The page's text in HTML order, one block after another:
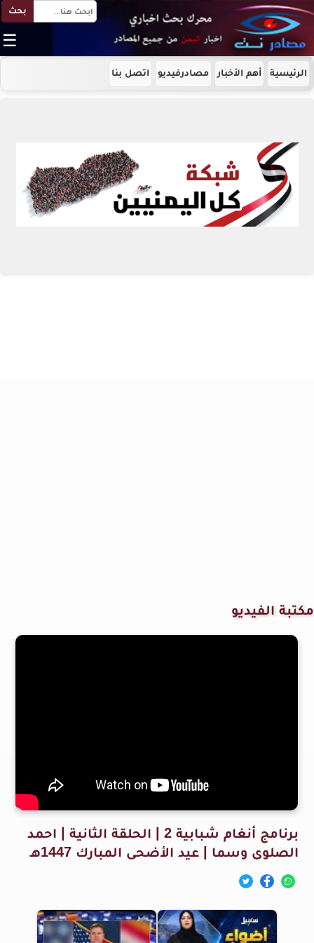
بحث
☰
الرئيسية أهم الأخبار مصادرفيديو اتصل بنا
مكتبة الفيديو
برنامج أنغام شبابية 2 | الحلقة الثانية | احمد
الصلوى وسما | عيد الأضحى المبارك 1447هـ